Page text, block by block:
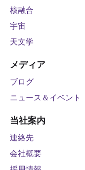
核融合
宇宙
天文学
メディア
ブログ
ニュース＆イベント
当社案内
連絡先
会社概要